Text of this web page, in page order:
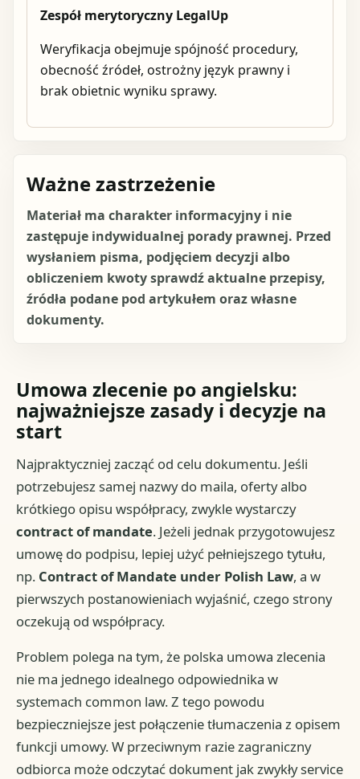
Zespół merytoryczny LegalUp
Weryfikacja obejmuje spójność procedury,
obecność źródeł, ostrożny język prawny i
brak obietnic wyniku sprawy.
Ważne zastrzeżenie
Materiał ma charakter informacyjny i nie
zastępuje indywidualnej porady prawnej. Przed
wysłaniem pisma, podjęciem decyzji albo
obliczeniem kwoty sprawdź aktualne przepisy,
źródła podane pod artykułem oraz własne
dokumenty.
Umowa zlecenie po angielsku:
najważniejsze zasady i decyzje na
start
Najpraktyczniej zacząć od celu dokumentu. Jeśli
potrzebujesz samej nazwy do maila, oferty albo
krótkiego opisu współpracy, zwykle wystarczy
contract of mandate. Jeżeli jednak przygotowujesz
umowę do podpisu, lepiej użyć pełniejszego tytułu,
np. Contract of Mandate under Polish Law, a w
pierwszych postanowieniach wyjaśnić, czego strony
oczekują od współpracy.
Problem polega na tym, że polska umowa zlecenia
nie ma jednego idealnego odpowiednika w
systemach common law. Z tego powodu
bezpieczniejsze jest połączenie tłumaczenia z opisem
funkcji umowy. W przeciwnym razie zagraniczny
odbiorca może odczytać dokument jak zwykły service